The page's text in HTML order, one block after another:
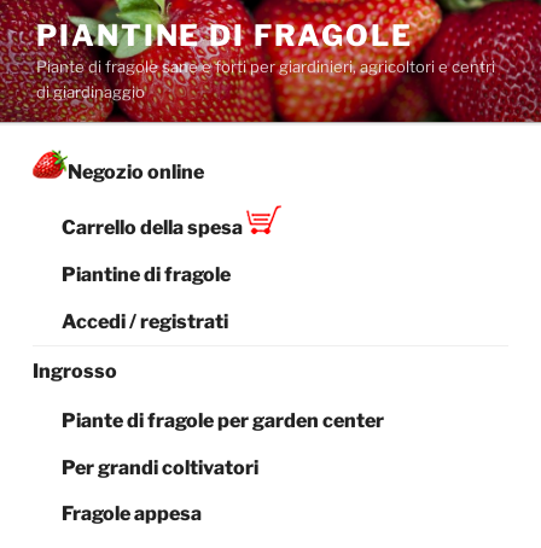
Salta
al
contenuto
PIANTINE DI FRAGOLE
Piante di fragole sane e forti per giardinieri, agricoltori e centri
di giardinaggio
Negozio online
Carrello della spesa
Piantine di fragole
Accedi / registrati
Ingrosso
Piante di fragole per garden center
Per grandi coltivatori
Fragole appesa